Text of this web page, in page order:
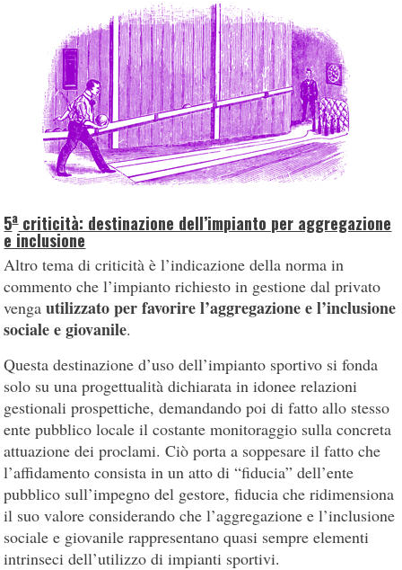
5acriticità: destinazione dell’impianto per aggregazione
e inclusione
Altro tema di criticità è l’indicazione della norma in
commento che l’impianto richiesto in gestione dal privato
venga utilizzato per favorire l’aggregazione e l’inclusione
sociale e giovanile.
Questa destinazione d’uso dell’impianto sportivo si fonda
solo su una progettualità dichiarata in idonee relazioni
gestionali prospettiche, demandando poi di fatto allo stesso
ente pubblico locale il costante monitoraggio sulla concreta
attuazione dei proclami. Ciò porta a soppesare il fatto che
l’affidamento consista in un atto di “fiducia” dell’ente
pubblico sull’impegno del gestore, fiducia che ridimensiona
il suo valore considerando che l’aggregazione e l’inclusione
sociale e giovanile rappresentano quasi sempre elementi
intrinseci dell’utilizzo di impianti sportivi.